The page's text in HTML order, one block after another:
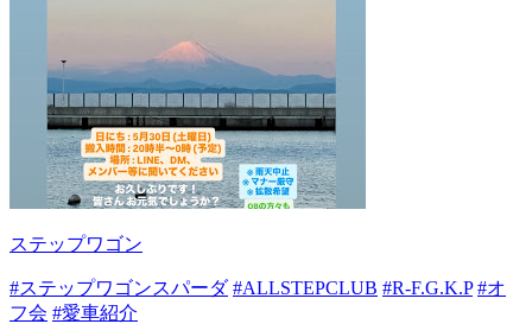
ステップワゴン
#ステップワゴンスパーダ #ALLSTEPCLUB #R-F.G.K.P #オ
フ会 #愛車紹介